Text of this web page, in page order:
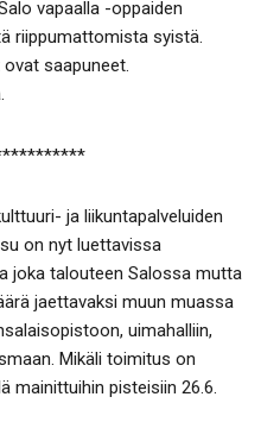
vapaalla -oppaiden
riippumattomista syistä.
saapuneet.
ja liikuntapalveluiden
on nyt luettavissa
joka talouteen Salossa mutta
jaettavaksi muun muassa
uimahalliin,
Mikäli toimitus on
mainittuihin pisteisiin 26.6.